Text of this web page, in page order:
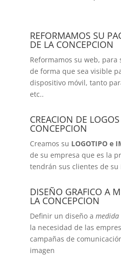
REFORMAMOS SU
DE LA CONCEPCION
Reformamos su web, para
de forma que sea visible
dispositivo móvil, tanto
etc..
CREACION DE
CONCEPCION
Creamos su LOGOTIPO e
de su empresa que es la
tendrán sus clientes de su
DISEÑO GRAFICO A
LA CONCEPCION
Definir un diseño a medida
la necesidad de las
campañas de
imagen